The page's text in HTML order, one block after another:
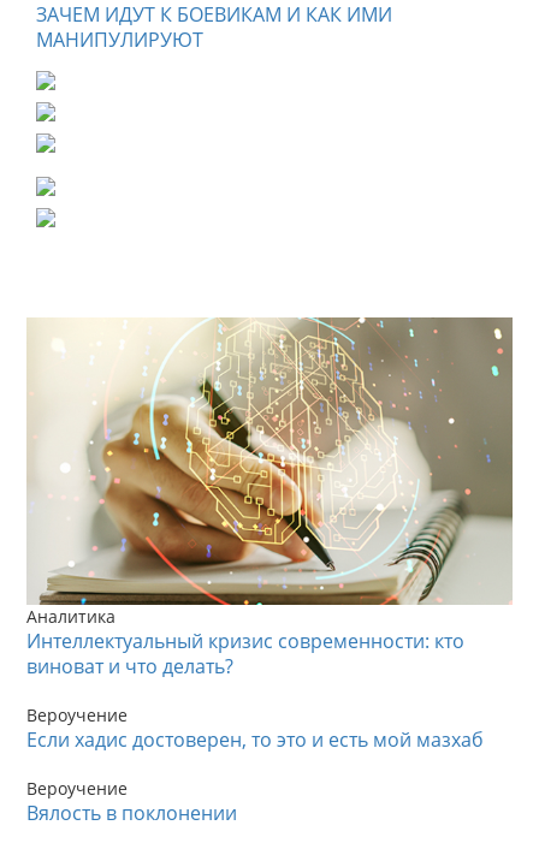
ЗАЧЕМ ИДУТ К БОЕВИКАМ И КАК ИМИ
МАНИПУЛИРУЮТ
Аналитика
Интеллектуальный кризис современности: кто
виноват и что делать?
Вероучение
Если хадис достоверен, то это и есть мой мазхаб
Вероучение
Вялость в поклонении